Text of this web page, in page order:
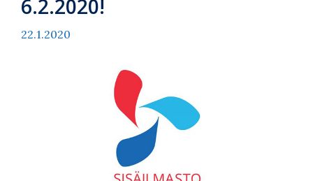
6.2.2020!
22.1.2020